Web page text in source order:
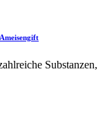
Substanzen,